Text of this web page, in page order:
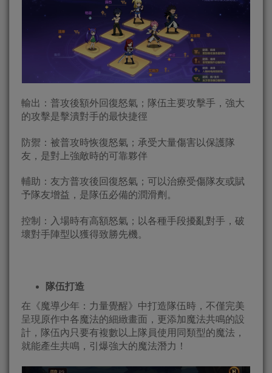
輸出：普攻後額外回復怒氣；隊伍主要攻擊手，強大
的攻擊是擊潰對手的最快捷徑
防禦：被普攻時恢復怒氣；承受大量傷害以保護隊
友，是對上強敵時的可靠夥伴
輔助：友方普攻後回復怒氣；可以治療受傷隊友或賦
予隊友增益，是隊伍必備的潤滑劑。
控制：入場時有高額怒氣；以各種手段擾亂對手，破
壞對手陣型以獲得致勝先機。
隊伍打造
在《魔導少年：力量覺醒》中打造隊伍時，不僅完美
呈現原作中各魔法的細緻畫面，更添加魔法共鳴的設
計，隊伍內只要有複數以上隊員使用同類型的魔法，
就能產生共鳴，引爆強大的魔法潛力！